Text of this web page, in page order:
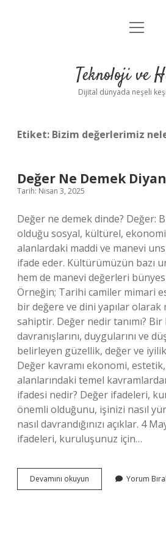
Anasayfa
Yasal Uyarı
menüyü
Teknoloji ve
Dijital dünyada neşeli
Etiket: Bizim değerlerimiz
Değer Ne Demek
Tarih: Nisan 3, 2025
Değer ne demek dinde? Değer:
olduğu sosyal, kültürel,
alanlardaki maddi ve manevi
ifade eder. Kültürümüzün bazı
hem de manevi değerleri
Örneğin; Tarihi camiler mimari
bir değere ve dini yapılar olarak
sahiptir. Değer nedir tanımı?
davranışlarını, duygularını ve
belirleyen güzellik, değer ve
Değer kavramı ekonomi,
alanlarındaki temel
ifadesi nedir? Değer ifadeleri,
önemli olduğunu, işinizi nasıl
nasıl davrandığınızı açıklar. 4
ifadeleri, kuruluşunuz için…
Devamını okuyun
Ne
Yorum